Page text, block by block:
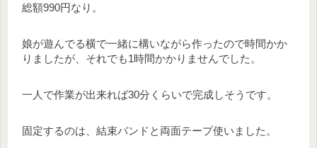
総額990円なり。
娘が遊んでる横で一緒に構いながら作ったので時間かか
りましたが、それでも1時間かかりませんでした。
一人で作業が出来れば30分くらいで完成しそうです。
固定するのは、結束バンドと両面テープ使いました。